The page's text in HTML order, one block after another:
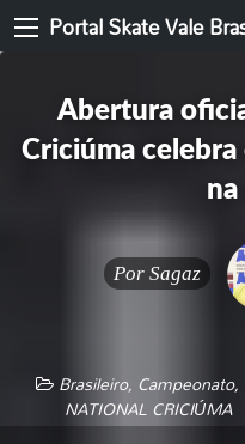
Portal Skate Vale
Abertura
Criciúma celebra
na
Por Sagaz
Brasileiro, Campeonato,
NATIONAL CRICIÚMA